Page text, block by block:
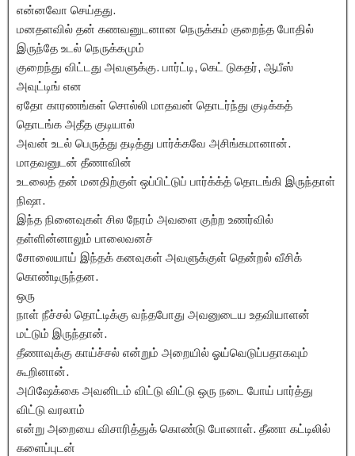
என்னவோ செய்தது.
மனதளவில் தன் கணவனுடனான நெருக்கம் குறைந்த போதில்
இருந்தே உடல் நெருக்கமும்
குறைந்து விட்டது அவளுக்கு. பார்ட்டி, கெட் டுகதர், ஆபீஸ்
அவுட்டிங் என
ஏதோ காரணங்கள் சொல்லி மாதவன் தொடர்ந்து குடிக்கத்
தொடங்க அதீத குடியால்
அவன் உடல் பெருத்து தடித்து பார்க்கவே அசிங்கமானான்.
மாதவனுடன் தீணாவின்
உடலைத் தன் மனதிற்குள் ஒப்பிட்டுப் பார்க்க்த் தொடங்கி இருந்தாள்
நிஷா.
இந்த நினைவுகள் சில நேரம் அவளை குற்ற உணர்வில்
தள்ளின்னாலும் பாலைவனச்
சோலையாய் இந்தக் கனவுகள் அவளுக்குள் தென்றல் வீசிக்
கொண்டிருந்தன.
ஒரு
நாள் நீச்சல் தொட்டிக்கு வந்தபோது அவனுடைய உதவியாளன்
மட்டும் இருந்தான்.
தீணாவுக்கு காய்ச்சல் என்றும் அறையில் ஓய்வெடுப்பதாகவும்
கூறினான்.
அபிஷேக்கை அவனிடம் விட்டு விட்டு ஒரு நடை போய் பார்த்து
விட்டு வரலாம்
என்று அறையை விசாரித்துக் கொண்டு போனாள். தீணா கட்டிலில்
களைப்புடன்